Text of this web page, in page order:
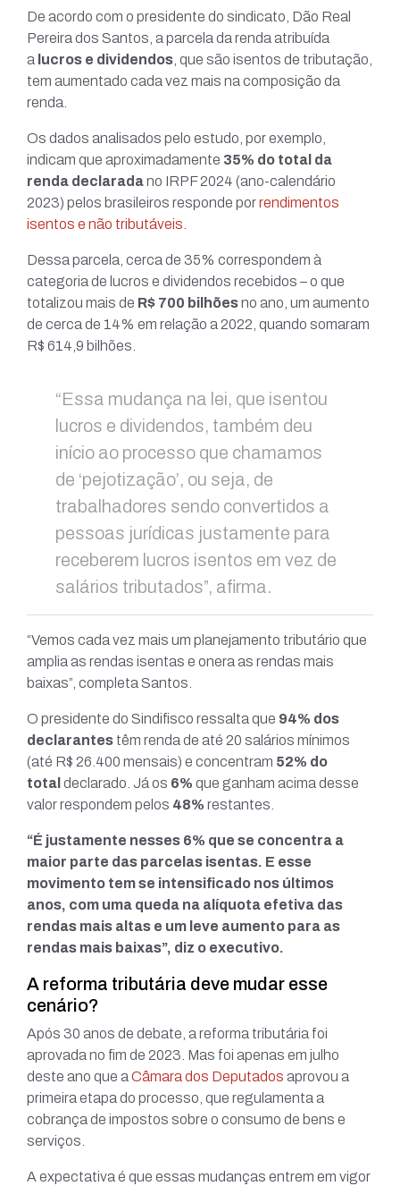
De acordo com o presidente do sindicato, Dão Real
Pereira dos Santos, a parcela da renda atribuída
a lucros e dividendos , que são isentos de tributação,
tem aumentado cada vez mais na composição da
renda.
Os dados analisados pelo estudo, por exemplo,
indicam que aproximadamente 35% do total da
renda declaradano IRPF 2024 (ano-calendário
2023) pelos brasileiros responde porrendimentos
isentos e não tributáveis.
Dessa parcela, cerca de 35% correspondem à
categoria de lucros e dividendos recebidos – o que
totalizou mais de R$ 700 bilhõesno ano, um aumento
de cerca de 14% em relação a 2022, quando somaram
R$ 614,9 bilhões.
“Essa mudança na lei, que isentou
lucros e dividendos, também deu
início ao processo que chamamos
de ‘pejotização’, ou seja, de
trabalhadores sendo convertidos a
pessoas jurídicas justamente para
receberem lucros isentos em vez de
salários tributados”, afirma.
“Vemos cada vez mais um planejamento tributário que
amplia as rendas isentas e onera as rendas mais
baixas”, completa Santos.
O presidente do Sindifisco ressalta que 94% dos
declarantes têm renda de até 20 salários mínimos
(até R$ 26.400 mensais) e concentram 52% do
total declarado. Já os 6% que ganham acima desse
valor respondem pelos 48% restantes.
“É justamente nesses 6% que se concentra a
maior parte das parcelas isentas. E esse
movimento tem se intensificado nos últimos
anos, com uma queda na alíquota efetiva das
rendas mais altas e um leve aumento para as
rendas mais baixas”, diz o executivo.
A reforma tributária deve mudar esse
cenário?
Após 30 anos de debate, a reforma tributária foi
aprovada no fim de 2023. Mas foi apenas em julho
deste ano que a Câmara dos Deputados aprovou a
primeira etapa do processo, que regulamenta a
cobrança de impostos sobre o consumo de bens e
serviços.
A expectativa é que essas mudanças entrem em vigor